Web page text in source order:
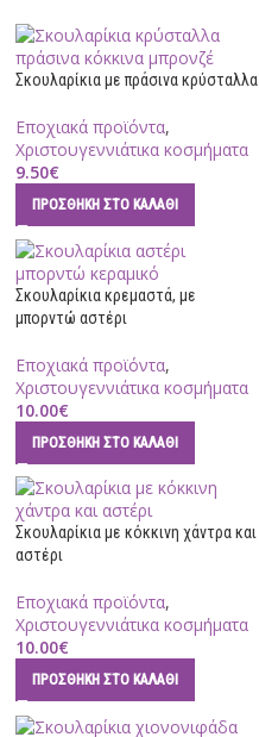
Σκουλαρίκια με πράσινα κρύσταλλα
Εποχιακά προϊόντα,
Χριστουγεννιάτικα κοσμήματα
9.50€
ΠΡΟΣΘΉΚΗ ΣΤΟ ΚΑΛΆΘΙ
Σκουλαρίκια κρεμαστά, με
μπορντώ αστέρι
Εποχιακά προϊόντα,
Χριστουγεννιάτικα κοσμήματα
10.00€
ΠΡΟΣΘΉΚΗ ΣΤΟ ΚΑΛΆΘΙ
Σκουλαρίκια με κόκκινη χάντρα και
αστέρι
Εποχιακά προϊόντα,
Χριστουγεννιάτικα κοσμήματα
10.00€
ΠΡΟΣΘΉΚΗ ΣΤΟ ΚΑΛΆΘΙ